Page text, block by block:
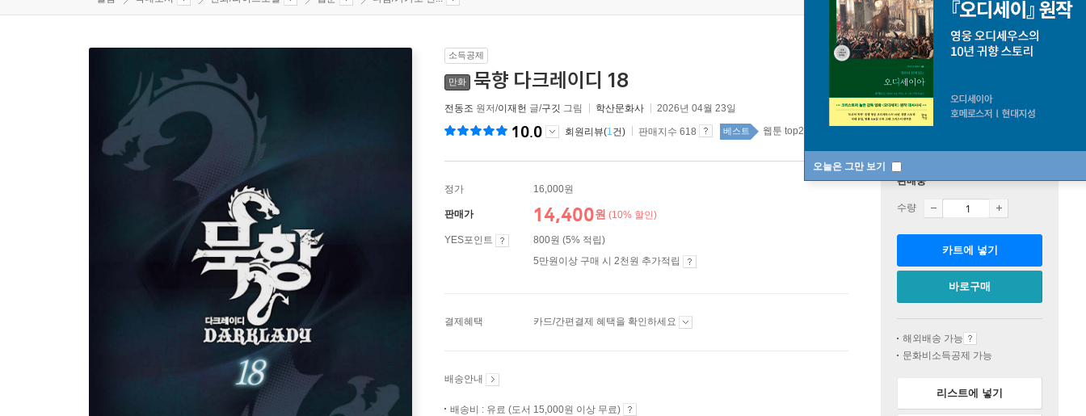
오늘은 그만 보기
소득공제
만화 묵향 다크레이디 18
전동조 원저/이재헌 글/구깃 그림 학산문화사 2026년 04월 23일
10.0 회원리뷰(1건) 판매지수 618 베스트 웹툰 top20 1주
정가 16,000원
판매가 14,400원 (10% 할인)
YES포인트
800원 (5% 적립)
5만원이상 구매 시 2천원 추가적립
결제혜택 카드/간편결제 혜택을 확인하세요
배송안내
배송비 : 유료 (도서 15,000원 이상 무료)
판매중
수량
카트에 넣기
바로구매
해외배송 가능
문화비소득공제 가능
리스트에 넣기